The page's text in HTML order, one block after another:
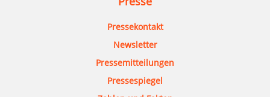
Pressekontakt
Newsletter
Pressemitteilungen
Pressespiegel